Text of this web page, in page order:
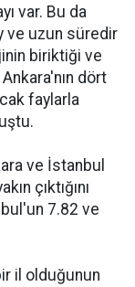
var. Bu da
ve uzun süredir
biriktiği ve
dört
faylarla
ve İstanbul
çıktığını
7.82 ve
il olduğunun